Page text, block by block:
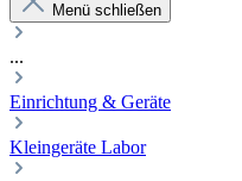
Menü schließen
...
Einrichtung & Geräte
Kleingeräte Labor